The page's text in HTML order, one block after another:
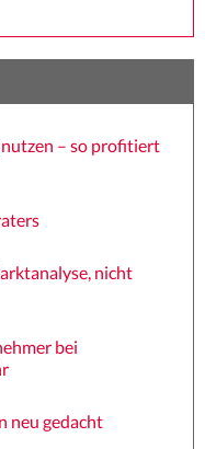
– so profitiert
nicht
bei
neu gedacht